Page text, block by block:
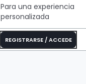
Para una experiencia
personalizada
REGISTRARSE / ACCEDE